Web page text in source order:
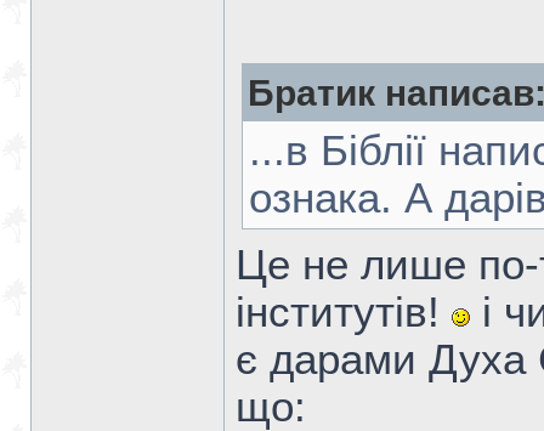
Братик
...в Біблії
ознака. А
Це не лише по-
інститутів!
і
є дарами Духа
що: